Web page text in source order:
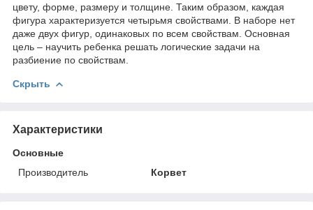
цвету, форме, размеру и толщине. Таким образом, каждая
фигура характеризуется четырьмя свойствами. В наборе нет
даже двух фигур, одинаковых по всем свойствам. Основная
цель – научить ребенка решать логические задачи на
разбиение по свойствам.
Скрыть
Характеристики
Основные
Производитель
Корвет